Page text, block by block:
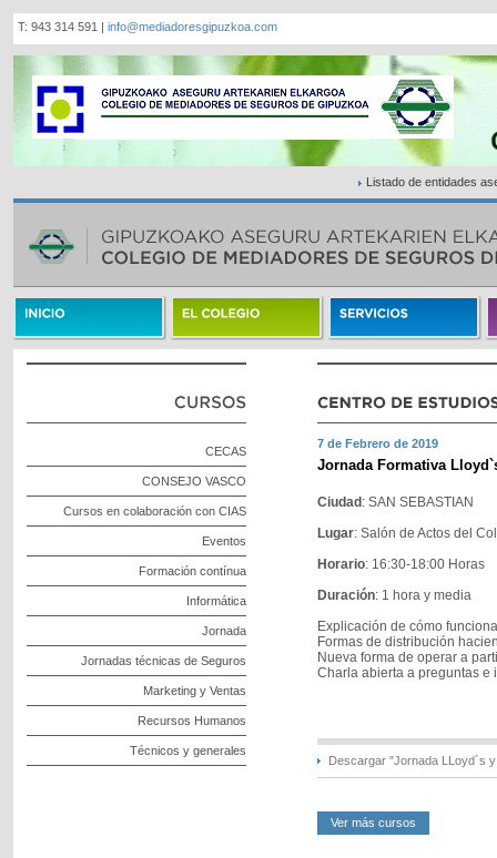
T: 943 314 591 | info@mediadoresgipuzkoa.com
Listado de entidades
CECAS
CONSEJO VASCO
Cursos en colaboración con CIAS
Eventos
Formación contínua
Informática
Jornada
Jornadas técnicas de Seguros
Marketing y Ventas
Recursos Humanos
Técnicos y generales
7 de Febrero de 2019
Jornada Formativa
Ciudad : SAN SEBASTIAN
Lugar: Salón de Actos del
Horario: 16:30-18:00 Horas
Duración: 1 hora y media
Explicación de cómo
Formas de distribución
Nueva forma de operar a
Charla abierta a preguntas e
Descargar "Jornada LLoyd´s
Ver más cursos